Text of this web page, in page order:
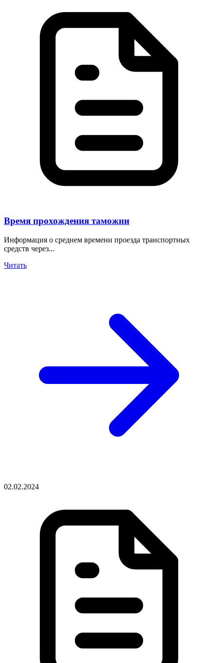
Время прохождения таможни
Информация о среднем времени проезда транспортных
средств через...
Читать
02.02.2024